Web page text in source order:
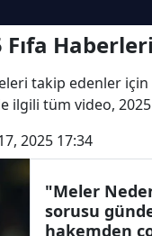
Amasya
Antalya
Artvin
Aydın
Balıkesir
Haberleri
takip edenler için
ilgili tüm video,
2025 17:34
"Meler
sorusu
hakemden